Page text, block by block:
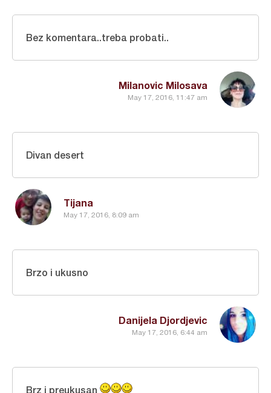
Milanovic Milosava
May 17, 2016, 11:47 am
Bez komentara..treba probati..
Tijana
May 17, 2016, 8:09 am
Divan desert
Danijela Djordjevic
May 17, 2016, 6:44 am
Brzo i ukusno
Brz i preukusan